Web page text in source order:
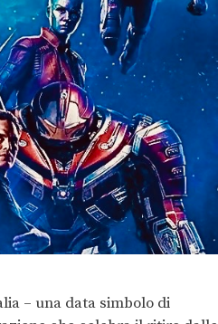
– una data simbolo di